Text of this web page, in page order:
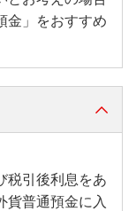
金」をおすすめ
税引後利息をあ
貨普通預金に入